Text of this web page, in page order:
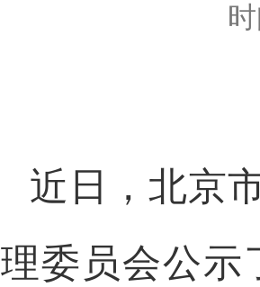
近日，北京
理委员会公示